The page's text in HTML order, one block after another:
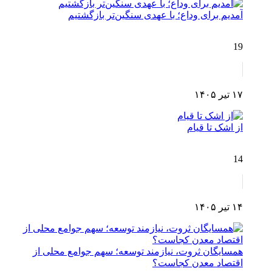
آمدیم برای وداع؛ با عهدی سنگین‌تر بازگشتیم
19
۱۷ تیر ۱۴۰۵
از اشک تا قیام
14
۱۴ تیر ۱۴۰۵
همسایگان ثروت، نیازمند توسعه؛ سهم جوامع محلی از
اقتصاد معدن کجاست؟